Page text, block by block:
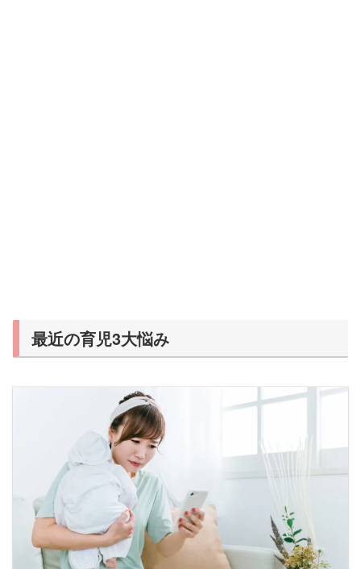
最近の育児3大悩み